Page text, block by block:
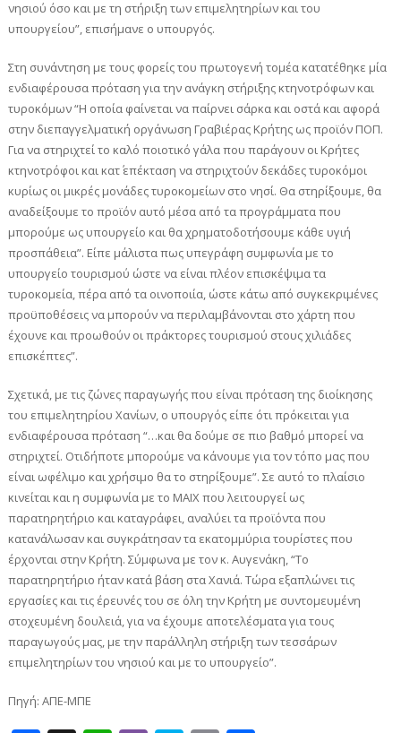
νησιού όσο και με τη στήριξη των επιμελητηρίων και του
υπουργείου”, επισήμανε ο υπουργός.
Στη συνάντηση με τους φορείς του πρωτογενή τομέα κατατέθηκε μία
ενδιαφέρουσα πρόταση για την ανάγκη στήριξης κτηνοτρόφων και
τυροκόμων “Η οποία φαίνεται να παίρνει σάρκα και οστά και αφορά
στην διεπαγγελματική οργάνωση Γραβιέρας Κρήτης ως προϊόν ΠΟΠ.
Για να στηριχτεί το καλό ποιοτικό γάλα που παράγουν οι Κρήτες
κτηνοτρόφοι και κατ΄ επέκταση να στηριχτούν δεκάδες τυροκόμοι
κυρίως οι μικρές μονάδες τυροκομείων στο νησί. Θα στηρίξουμε, θα
αναδείξουμε το προϊόν αυτό μέσα από τα προγράμματα που
μπορούμε ως υπουργείο και θα χρηματοδοτήσουμε κάθε υγιή
προσπάθεια”. Είπε μάλιστα πως υπεγράφη συμφωνία με το
υπουργείο τουρισμού ώστε να είναι πλέον επισκέψιμα τα
τυροκομεία, πέρα από τα οινοποιία, ώστε κάτω από συγκεκριμένες
προϋποθέσεις να μπορούν να περιλαμβάνονται στο χάρτη που
έχουνε και προωθούν οι πράκτορες τουρισμού στους χιλιάδες
επισκέπτες”.
Σχετικά, με τις ζώνες παραγωγής που είναι πρόταση της διοίκησης
του επιμελητηρίου Χανίων, ο υπουργός είπε ότι πρόκειται για
ενδιαφέρουσα πρόταση “…και θα δούμε σε πιο βαθμό μπορεί να
στηριχτεί. Οτιδήποτε μπορούμε να κάνουμε για τον τόπο μας που
είναι ωφέλιμο και χρήσιμο θα το στηρίξουμε”. Σε αυτό το πλαίσιο
κινείται και η συμφωνία με το ΜΑΙΧ που λειτουργεί ως
παρατηρητήριο και καταγράφει, αναλύει τα προϊόντα που
κατανάλωσαν και συγκράτησαν τα εκατομμύρια τουρίστες που
έρχονται στην Κρήτη. Σύμφωνα με τον κ. Αυγενάκη, “Το
παρατηρητήριο ήταν κατά βάση στα Χανιά. Τώρα εξαπλώνει τις
εργασίες και τις έρευνές του σε όλη την Κρήτη με συντομευμένη
στοχευμένη δουλειά, για να έχουμε αποτελέσματα για τους
παραγωγούς μας, με την παράλληλη στήριξη των τεσσάρων
επιμελητηρίων του νησιού και με το υπουργείο”.
Πηγή: ΑΠΕ-ΜΠΕ